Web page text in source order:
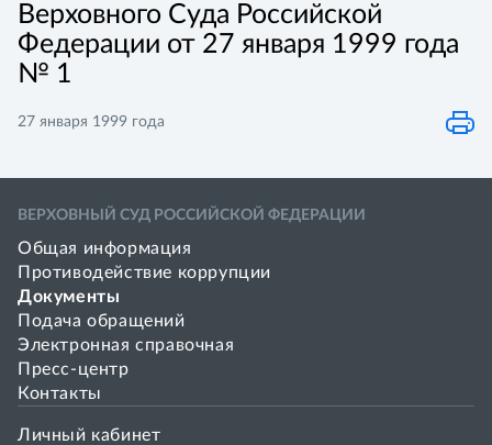
Верховного Суда Российской
Федерации от 27 января 1999 года
№ 1
27 января 1999 года
ВЕРХОВНЫЙ СУД РОССИЙСКОЙ ФЕДЕРАЦИИ
Общая информация
Противодействие коррупции
Документы
Подача обращений
Электронная справочная
Пресс-центр
Контакты
Личный кабинет